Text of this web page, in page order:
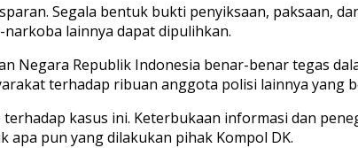
Segala bentuk bukti penyiksaan, paksaan,
lainnya dapat dipulihkan.
Negara Republik Indonesia benar-benar tegas
terhadap ribuan anggota polisi lainnya yang
kasus ini. Keterbukaan informasi dan
pun yang dilakukan pihak Kompol DK.